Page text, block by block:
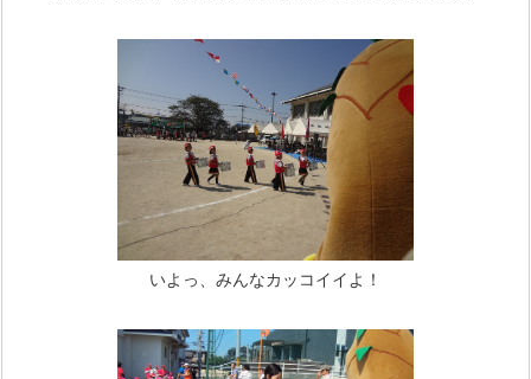
いよっ、みんなカッコイイよ！